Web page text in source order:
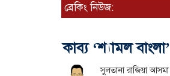
ব্রেকিং নিউজ:
কাব্য ‘শ্যামল বাংলা’
সুলতানা রাজিয়া আসমা